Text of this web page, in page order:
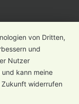
von Dritten,
und
Nutzer
kann meine
widerrufen